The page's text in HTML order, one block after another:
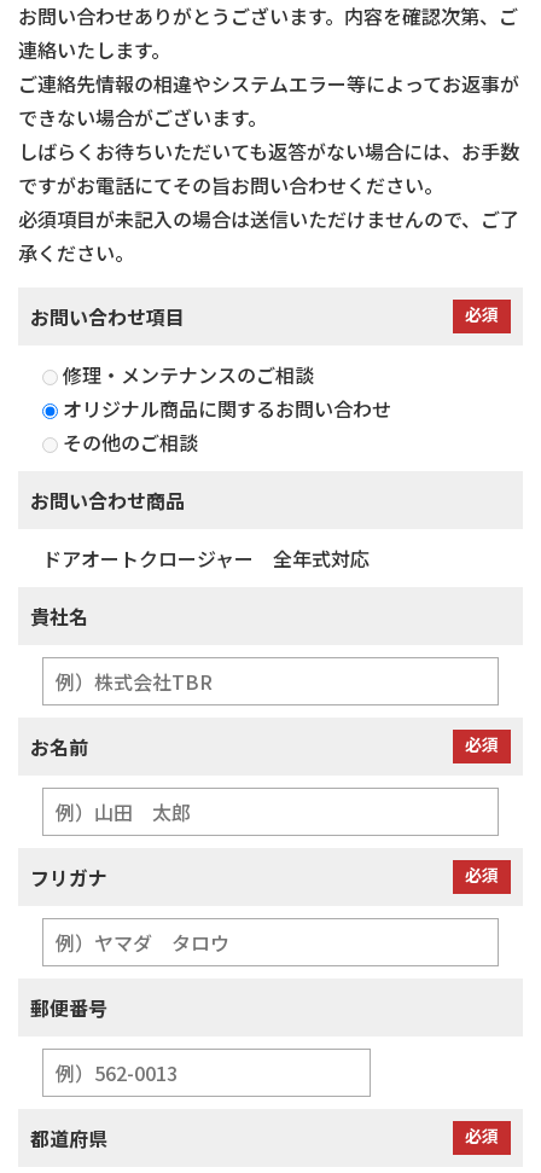
お問い合わせありがとうございます。内容を確認次第、ご
連絡いたします。
ご連絡先情報の相違やシステムエラー等によってお返事が
できない場合がございます。
しばらくお待ちいただいても返答がない場合には、お手数
ですがお電話にてその旨お問い合わせください。
必須項目が未記入の場合は送信いただけませんので、ご了
承ください。
お問い合わせ項目 必須
修理・メンテナンスのご相談
オリジナル商品に関するお問い合わせ
その他のご相談
お問い合わせ商品
ドアオートクロージャー 全年式対応
貴社名
お名前 必須
フリガナ 必須
郵便番号
都道府県 必須